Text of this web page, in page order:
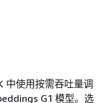
中使用按需吞吐量调
G1 模型。选